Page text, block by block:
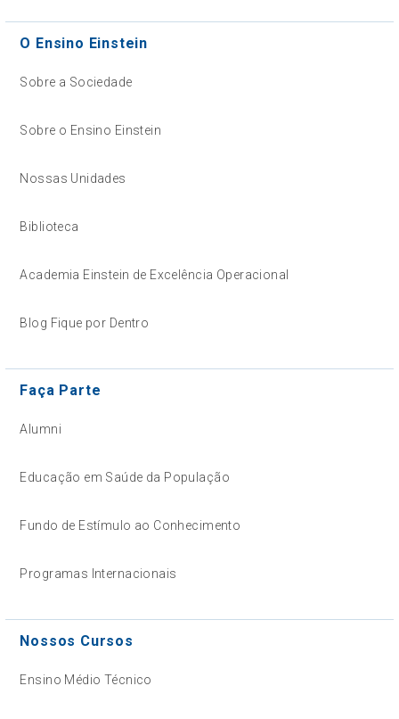
O Ensino Einstein
Sobre a Sociedade
Sobre o Ensino Einstein
Nossas Unidades
Biblioteca
Academia Einstein de Excelência Operacional
Blog Fique por Dentro
Faça Parte
Alumni
Educação em Saúde da População
Fundo de Estímulo ao Conhecimento
Programas Internacionais
Nossos Cursos
Ensino Médio Técnico